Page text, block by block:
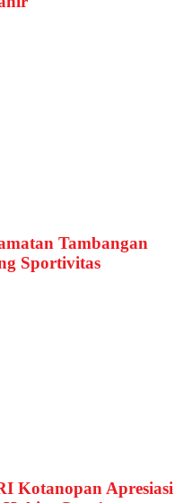
Tambangan
Sportivitas
Kotanopan Apresiasi